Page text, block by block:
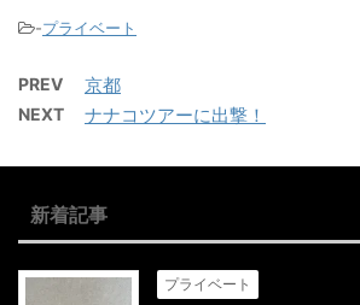
-プライベート
PREV 京都
NEXT ナナコツアーに出撃！
新着記事
プライベート